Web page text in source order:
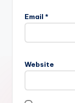
Email *
Website